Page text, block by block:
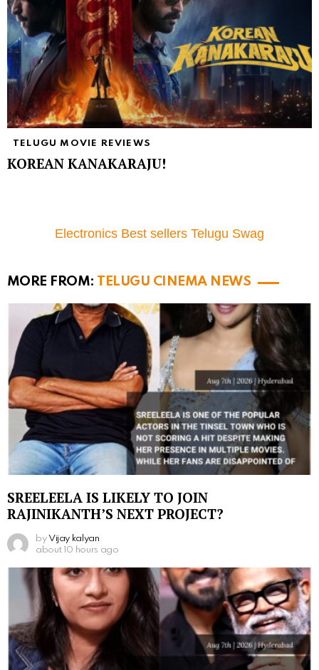
TELUGU MOVIE REVIEWS
KOREAN KANAKARAJU!
Electronics Best sellers Telugu Swag
MORE FROM: TELUGU CINEMA NEWS
SREELEELA IS LIKELY TO JOIN
RAJINIKANTH’S NEXT PROJECT?
by Vijay kalyan
about 10 hours ago